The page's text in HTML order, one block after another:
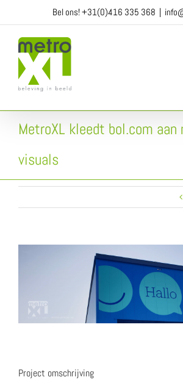
Bel ons!+31(0)416 335 368 |
MetroXL kleedt bol.com
visuals
Project omschrijving